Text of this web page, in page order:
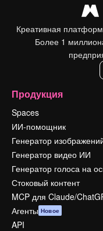
Креативная
Более 1
Продукция
Spaces
ИИ-помощник
Генератор
Генератор видео ИИ
Генератор голоса на
Стоковый контент
MCP для Claude/
Агенты Новое
API